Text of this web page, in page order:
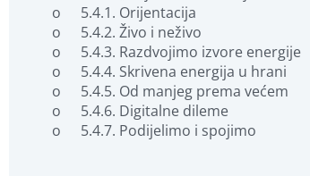
o	5.4.1. Orijentacija
o	5.4.2. Živo i neživo
o	5.4.3. Razdvojimo izvore energije
o	5.4.4. Skrivena energija u hrani
o	5.4.5. Od manjeg prema većem
o	5.4.6. Digitalne dileme
o	5.4.7. Podijelimo i spojimo